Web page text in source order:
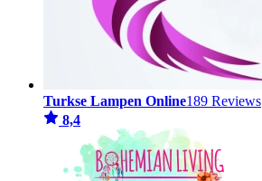
Turkse Lampen Online189 Reviews
8,4